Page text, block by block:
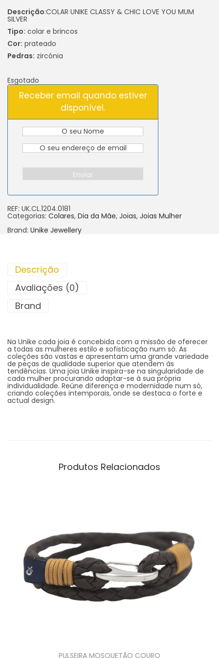
Descrição:COLAR UNIKE CLASSY & CHIC LOVE YOU MUM
SILVER
Tipo: colar e brincos
Cor: prateado
Pedras: zircónia
Esgotado
Receber email quando estiver
disponível.
Enviar
REF: UK.CL.1204.0181
Categorias: Colares, Dia da Mãe, Joias, Joias Mulher
Brand: Unike Jewellery
Descrição
Avaliações (0)
Brand
Na Unike cada joia é concebida com a missão de oferecer
a todas as mulheres estilo e sofisticação num só. As
coleções são vastas e apresentam uma grande variedade
de peças de qualidade superior que atendem às
tendências. Uma joia Unike inspira-se na singularidade de
cada mulher procurando adaptar-se à sua própria
individualidade. Reúne diferença e modernidade num só,
criando coleções intemporais, onde se destaca o forte e
actual design.
Produtos Relacionados
PULSEIRA MOSQUETÃO COURO